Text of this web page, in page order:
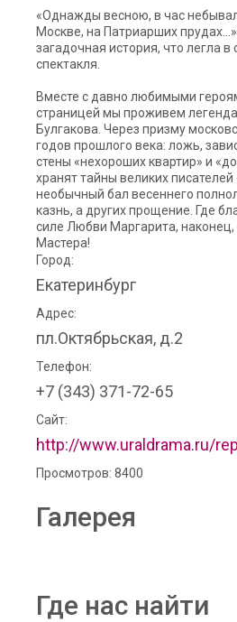
«Однажды весною, в час
Москве, на Патриарших
загадочная история, что легла в
спектакля.
Вместе с давно любимыми
страницей мы проживем
Булгакова. Через призму
годов прошлого века: ложь,
стены «нехороших квартир» и
хранят тайны великих
необычный бал весеннего
казнь, а других прощение. Где
силе Любви Маргарита, наконец,
Мастера!
Город:
Екатеринбург
Адрес:
пл.Октябрьская, д.2
Телефон:
+7 (343) 371-72-65
Сайт:
http://www.uraldrama.ru/
Просмотров: 8400
Галерея
Где нас найти